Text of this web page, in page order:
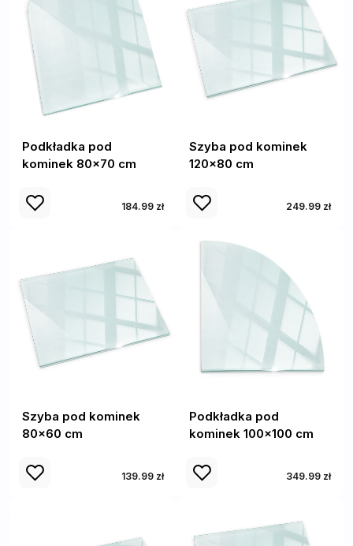
Podkładka pod
kominek 80x70 cm
184.99 zł
Szyba pod kominek
120x80 cm
249.99 zł
Szyba pod kominek
80x60 cm
139.99 zł
Podkładka pod
kominek 100x100 cm
349.99 zł